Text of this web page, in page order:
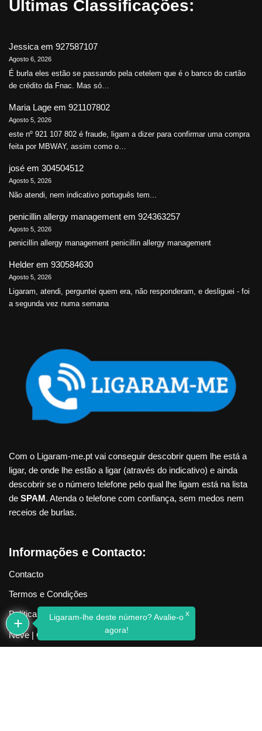
Últimas Classificações:
Jessicaem 927587107
Agosto 6, 2026
É burla eles estão se passando pela cetelem que é o banco do cartão
de crédito da Fnac. Mas só…
Maria Lage em 921107802
Agosto 5, 2026
este nº 921 107 802 é fraude, ligam a dizer para confirmar uma compra
feita por MBWAY, assim como o…
josé em 304504512
Agosto 5, 2026
Não atendi, nem indicativo português tem...
penicillin allergy management em 924363257
Agosto 5, 2026
penicillin allergy management penicillin allergy management
Helder em 930584630
Agosto 5, 2026
Ligaram, atendi, perguntei quem era, não responderam, e desliguei - foi
a segunda vez numa semana
Com o Ligaram-me.pt vai conseguir descobrir quem lhe está a
ligar, de onde lhe estão a ligar (através do indicativo) e ainda
descobrir se o número telefone pelo qual lhe ligam está na lista
de SPAM. Atenda o telefone com confiança, sem medos nem
receios de burlas.
Informações e Contacto:
Contacto
Termos e Condições
Política de Privacidade
Neve| Criado com WordPress
Ligaram-lhe deste número? Avalie-o
agora!
x